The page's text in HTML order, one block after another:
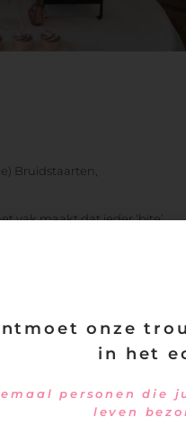
Bruidstaarten,
vak maakt dat ieder ‘bite’
patisserie tot een succes. De
elk idee.
informatie graag even
contact opnemen
onze
in het
personen die
leven